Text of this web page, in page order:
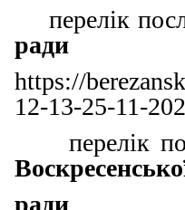
перелік
ради
https://
12-13-25-11-
перелік